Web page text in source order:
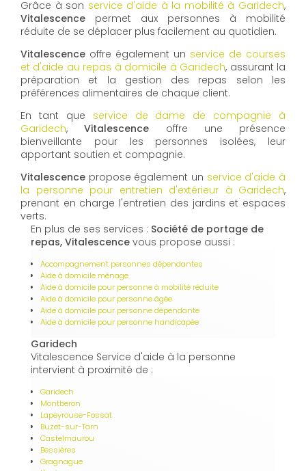
Grâce à son service d'aide à la mobilité à Garidech,
Vitalescence permet aux personnes à mobilité
réduite de se déplacer plus facilement au quotidien.
Vitalescence offre également un service de courses
et d'aide au repas à domicile à Garidech, assurant la
préparation et la gestion des repas selon les
préférences alimentaires de chaque client.
En tant que service de dame de compagnie à
Garidech,Vitalescence offre une présence
bienveillante pour les personnes isolées, leur
apportant soutien et compagnie.
Vitalescence propose également un service d'aide à
la personne pour entretien d'extérieur à Garidech,
prenant en charge l'entretien des jardins et espaces
verts.
En plus de ses services : Société de portage de
repas, Vitalescence vous propose aussi :
Accompagnement personnes dépendantes
Aide à domicile ménage
Aide à domicile pour personne à mobilité réduite
Aide à domicile pour personne âgée
Aide à domicile pour personne dépendante
Aide à domicile pour personne handicapée
Garidech
Vitalescence Service d'aide à la personne
intervient à proximité de :
Garidech
Montberon
Lapeyrouse-Fossat
Buzet-sur-Tarn
Castelmaurou
Bessières
Gragnague